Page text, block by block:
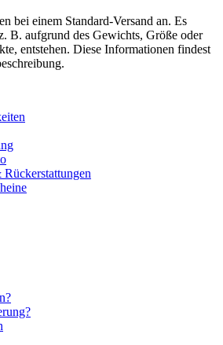
bei einem Standard-Versand an. Es
B. aufgrund des Gewichts, Größe oder
entstehen. Diese Informationen findest